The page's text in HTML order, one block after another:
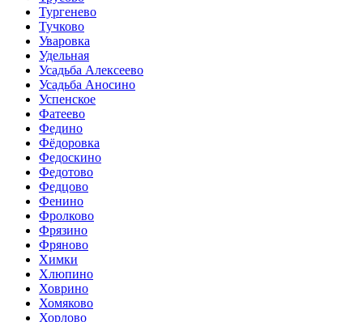
Тургенево
Тучково
Уваровка
Удельная
Усадьба Алексеево
Усадьба Аносино
Успенское
Фатеево
Федино
Фёдоровка
Федоскино
Федотово
Федцово
Фенино
Фролково
Фрязино
Фряново
Химки
Хлюпино
Ховрино
Хомяково
Хорлово